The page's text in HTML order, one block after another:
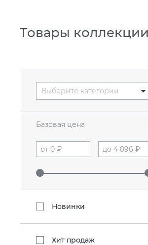
Товары коллекции
Выберите категории
Базовая цена
Новинки
Хит продаж